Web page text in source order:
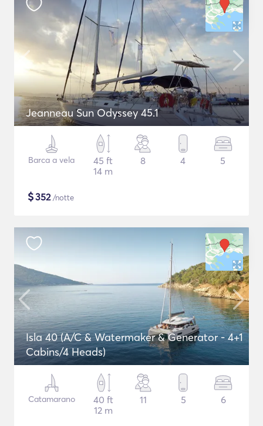
Jeanneau Sun Odyssey 45.1
Barca a vela
45 ft
14 m
8 4 5
$352/notte
Isla 40 (A/C & Watermaker & Generator - 4+1
Cabins/4 Heads)
Catamarano
40 ft
12 m
11 5 6